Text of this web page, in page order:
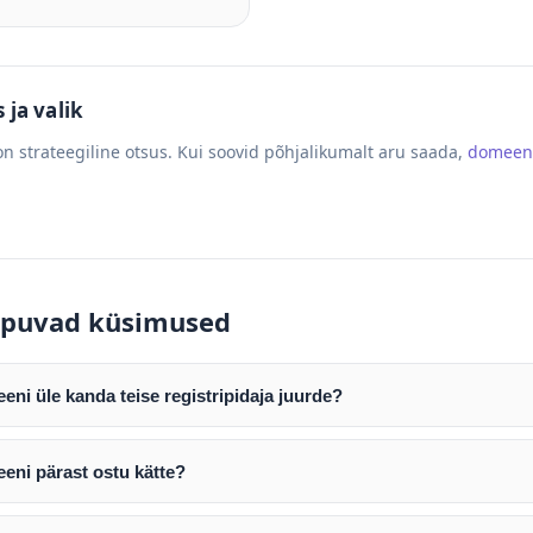
ja valik
strateegiline otsus. Kui soovid põhjalikumalt aru saada,
küsimused
üle kanda teise registripidaja juurde?
edastame teile domeeni AUTH (EPP) koodi. Selle abil saate
juurde.
toimub registripidajate vahelise protsessina ning võib võtta
pärast ostu kätte?
väljastame arve. Maksekinnituse järel edastame teile